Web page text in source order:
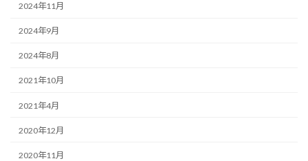
2024年11月
2024年9月
2024年8月
2021年10月
2021年4月
2020年12月
2020年11月